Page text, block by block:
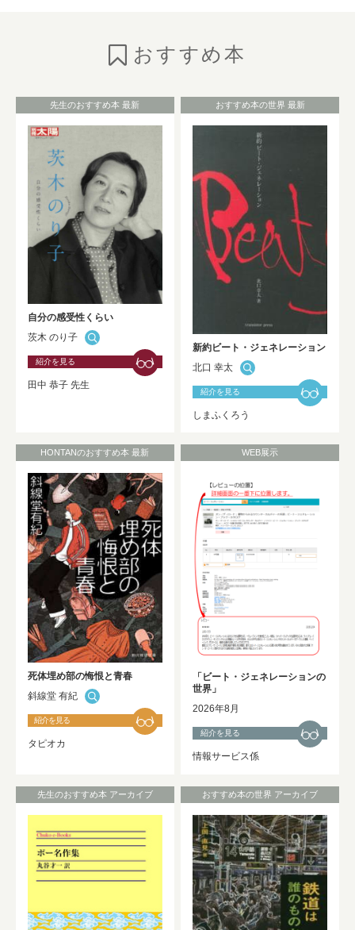
お知らせ
（No.325★2026 Summer）
NEW!
2026年7月1日 お知らせ
HONTAN黒板展示が更新されました！！
NEW!
2026年7月1日 お知らせ
Westlaw Japan 判例・法令関係データベ
ーストライアルのお知らせ（9/30まで）
2026年6月30日
2025年度 修士論文及び卒業論文の利用
開始について
おすすめ本
先生のおすすめ本 最新
自分の感受性くらい
茨木 のり子
紹介を見る
田中 恭子 先生
おすすめ本の世界 最新
新約ビート・ジェネレーション
北口 幸太
紹介を見る
しまふくろう
HONTANのおすすめ本 最新
死体埋め部の悔恨と青春
斜線堂 有紀
紹介を見る
タピオカ
WEB展示
「ビート・ジェネレーションの
世界」
2026年8月
紹介を見る
情報サービス係
先生のおすすめ本 アーカイブ おすすめ本の世界 アーカイブ